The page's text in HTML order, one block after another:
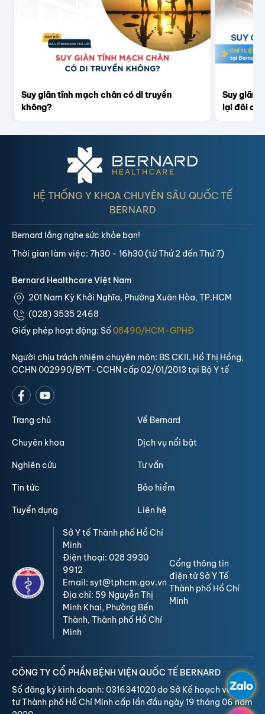
Suy giãn tĩnh mạch chân có di truyền
không?
Suy giãn
lại đôi
HỆ THỐNG Y KHOA CHUYÊN SÂU QUỐC TẾ
BERNARD
Bernard Healthcare Việt Nam
201 Nam Kỳ Khởi Nghĩa, Phường Xuân Hòa, TP.HCM
(028) 3535 2468
Giấy phép hoạt động: Số08490/HCM-GPHĐ
Người chịu trách nhiệm chuyên môn: BS CKII. Hồ Thị Hồng,
CCHN 002990/BYT-CCHN cấp 02/01/2013 tại Bộ Y tế
Bernard lắng nghe sức khỏe bạn!
Thời gian làm việc: 7h30 - 16h30 (từ Thứ 2 đến Thứ 7)
Trang chủ Về Bernard
Chuyên khoa Dịch vụ nổi bật
Nghiên cứu Tư vấn
Tin tức Bảo hiểm
Tuyển dụng Liên hệ
Sở Y tế Thành phố Hồ Chí
Minh
Điện thoại: 028 3930
9912
Email: syt@tphcm.gov.vn
Địa chỉ: 59 Nguyễn Thị
Minh Khai, Phường Bến
Thành, Thành phố Hồ Chí
Minh
Cổng thông tin
điện tử Sở Y Tế
Thành phố Hồ Chí
Minh
CÔNG TY CỔ PHẦN BỆNH VIỆN QUỐC TẾ BERNARD
Số đăng ký kinh doanh: 0316341020 do Sở Kế hoạch và Đầu
tư Thành phố Hồ Chí Minh cấp lần đầu ngày 19 tháng 06 năm